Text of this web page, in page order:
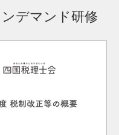
デマンド研修